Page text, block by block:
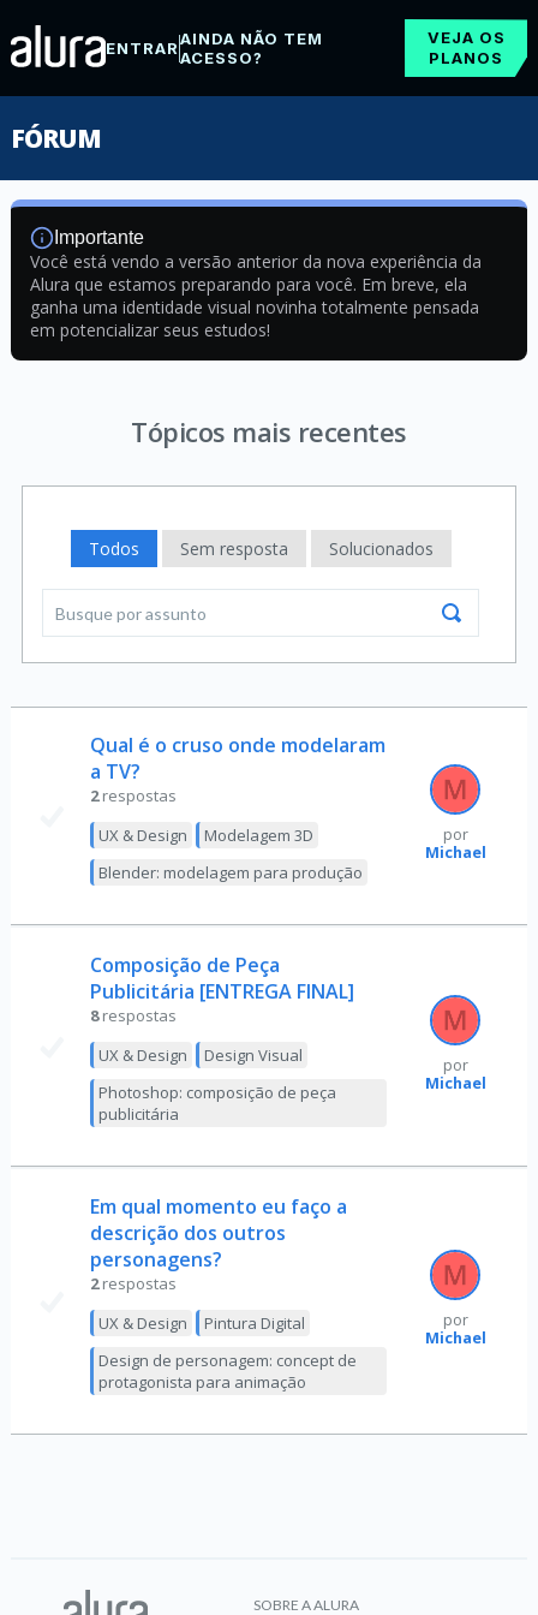
ENTRARAINDA NÃO TEM
ACESSO?
VEJA OS
PLANOS
FÓRUM
Importante
Você está vendo a versão anterior da nova experiência da
Alura que estamos preparando para você. Em breve, ela
ganha uma identidade visual novinha totalmente pensada
em potencializar seus estudos!
Tópicos mais recentes
Todos Sem resposta Solucionados
Qual é o cruso onde modelaram
a TV?
2 respostas
UX & Design
Modelagem 3D
Blender: modelagem para produção
por
Michael
Composição de Peça
Publicitária [ENTREGA FINAL]
8 respostas
UX & Design
Design Visual
Photoshop: composição de peça
publicitária
por
Michael
Em qual momento eu faço a
descrição dos outros
personagens?
2 respostas
UX & Design
Pintura Digital
Design de personagem: concept de
protagonista para animação
por
Michael
SOBRE A ALURA